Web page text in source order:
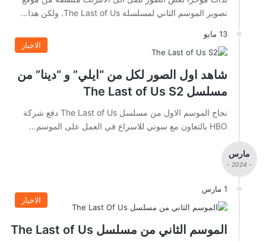
تصوير الموسم الثاني لمسلسلة The Last of Us. ولكن هذا…
13 مايو
الاخبار
شاهد اول الصور لكل من “ايلي” و “دينا” من
مسلسل The Last of Us S2
نجاح الموسم الاول من مسلسل The Last of Us دفع شركة
HBO بالتعاون مع سوني للاسراع في العمل على الموسم…
مارس
- 2024 -
1 مارس
الاخبار
الموسم الثاني من مسلسل The Last of Us